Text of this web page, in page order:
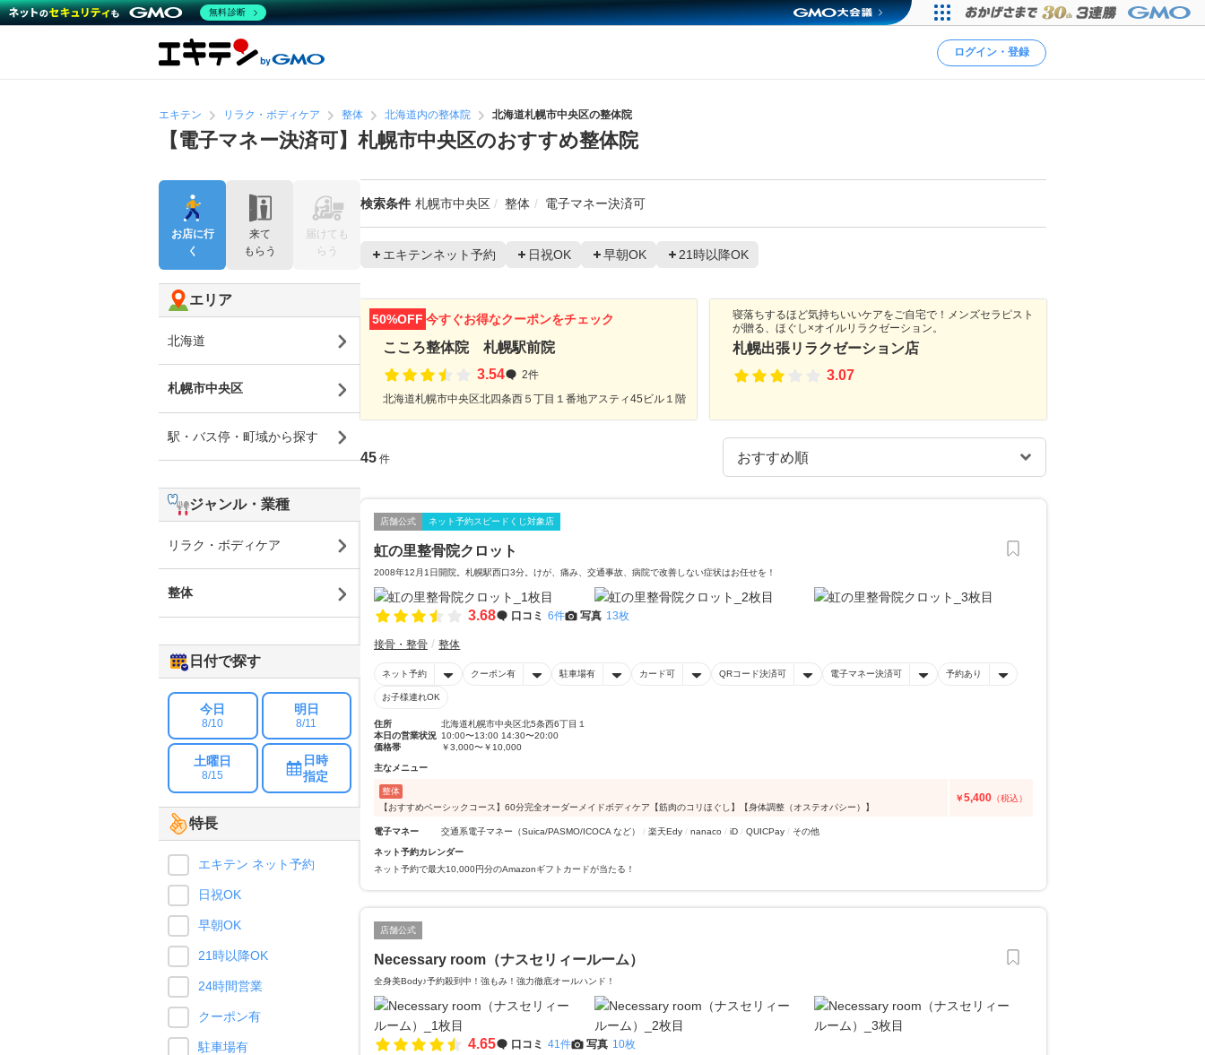
ログイン・登録
エキテン リラク・ボディケア 整体 北海道内の整体院 北海道札幌市中央区の整体院
【電子マネー決済可】札幌市中央区のおすすめ整体院
検索条件 札幌市中央区 整体 電子マネー決済可
エキテンネット予約 日祝OK 早朝OK 21時以降OK
50%OFF 今すぐお得なクーポンをチェック
こころ整体院 札幌駅前院
3.54
2件
北海道札幌市中央区北四条西５丁目１番地アスティ45ビル１階
寝落ちするほど気持ちいいケアをご自宅で！メンズセラピスト
が贈る、ほぐし×オイルリラクゼーション。
札幌出張リラクゼーション店
3.07
45 件
店舗公式 ネット予約スピードくじ対象店
虹の里整骨院クロット
2008年12月1日開院。札幌駅西口3分。けが、痛み、交通事故、病院で改善しない症状はお任せを！
3.68 口コミ 6件 写真 13枚
接骨・整骨 整体
ネット予約 クーポン有 駐車場有 カード可 QRコード決済可 電子マネー決済可 予約あり
お子様連れOK
住所
北海道札幌市中央区北5条西6丁目１
本日の営業状況 10:00〜13:00 14:30〜20:00
価格帯
￥3,000〜￥10,000
主なメニュー
整体
【おすすめベーシックコース】60分完全オーダーメイドボディケア【筋肉のコリほぐし】【身体調整（オステオパシー）】
￥5,400 （税込）
電子マネー 交通系電子マネー（Suica/PASMO/ICOCA など） 楽天Edy nanaco iD QUICPay その他
ネット予約カレンダー
ネット予約で最大10,000円分のAmazonギフトカードが当たる！
店舗公式
Necessary room（ナスセリィールーム）
全身美Body♪予約殺到中！強もみ！強力徹底オールハンド！
4.65 口コミ 41件 写真 10枚
お店に行
く
来て
もらう
届けても
らう
エリア
北海道
札幌市中央区
駅・バス停・町域から探す
ジャンル・業種
リラク・ボディケア
整体
日付で探す
今日
8/10
明日
8/11
土曜日
8/15
日時
指定
特長
エキテン ネット予約
日祝OK
早朝OK
21時以降OK
24時間営業
クーポン有
駐車場有
無料診断